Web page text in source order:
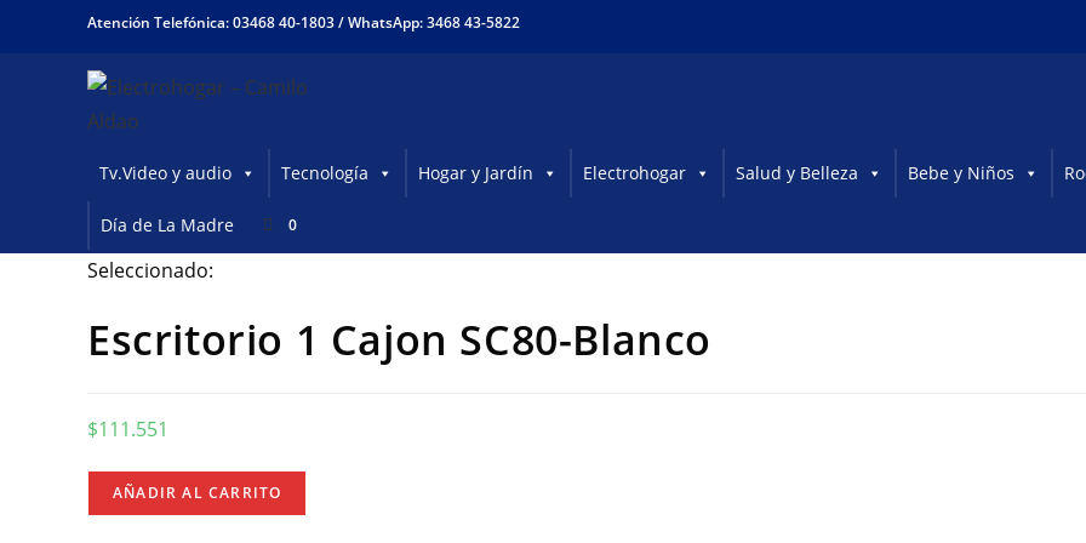
Atención Telefónica: 03468 40-1803 /WhatsApp: 3468 43-5822
Tv.Video y audio Tecnología Hogar y Jardín Electrohogar Salud y Belleza Bebe y Niños
Día de La Madre 0
Seleccionado:
Escritorio 1 Cajon SC80-Blanco
$111.551
Escritorio
1
AÑADIR AL CARRITO